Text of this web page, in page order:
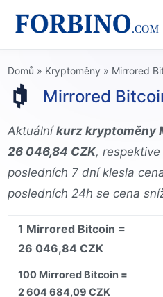
Domů » Kryptoměny » Mirrored
Mirrored
Aktuálníkurz kryptoměny
26 046,84 CZK, respektive
posledních 7 dní klesla
posledních 24h se cena
1 Mirrored Bitcoin =
26 046,84 CZK
100 Mirrored Bitcoin =
2 604 684,09 CZK